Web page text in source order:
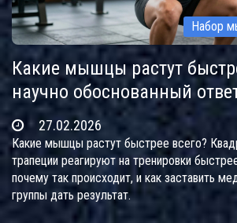
Набор
Какие мышцы растут
научно обоснованный
27.02.2026
Какие мышцы растут быстрее всего?
трапеции реагируют на тренировки
почему так происходит, и как заставить
группы дать результат.